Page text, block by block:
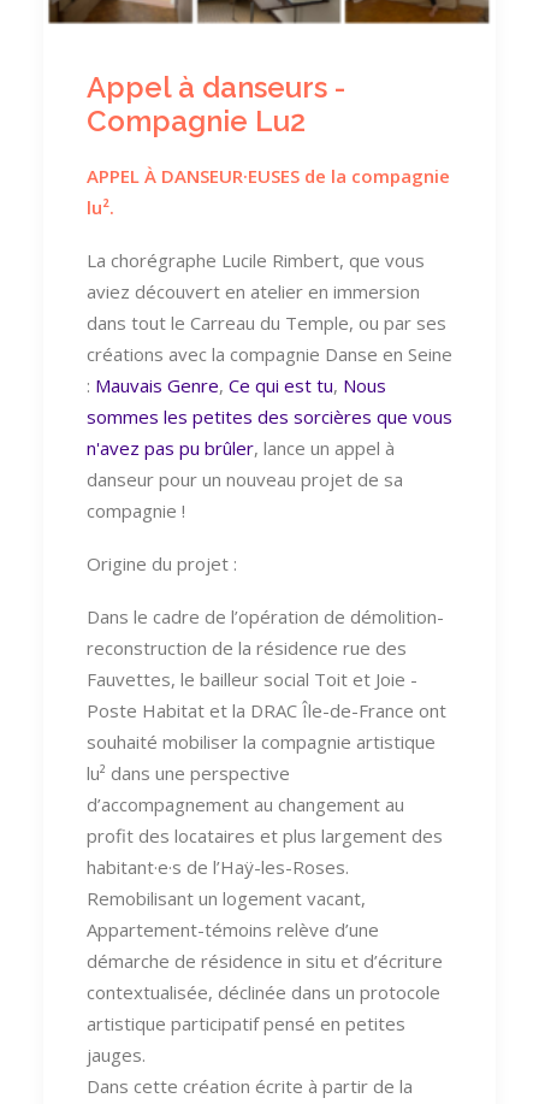
Appel à danseurs -
Compagnie Lu2
APPEL À DANSEUR·EUSES de la compagnie
lu².
La chorégraphe Lucile Rimbert, que vous
aviez découvert en atelier en immersion
dans tout le Carreau du Temple, ou par ses
créations avec la compagnie Danse en Seine
: Mauvais Genre, Ce qui est tu, Nous
sommes les petites des sorcières que vous
n'avez pas pu brûler, lance un appel à
danseur pour un nouveau projet de sa
compagnie !
Origine du projet :
Dans le cadre de l’opération de démolition-
reconstruction de la résidence rue des
Fauvettes, le bailleur social Toit et Joie -
Poste Habitat et la DRAC Île-de-France ont
souhaité mobiliser la compagnie artistique
lu² dans une perspective
d’accompagnement au changement au
profit des locataires et plus largement des
habitant·e·s de l’Haÿ-les-Roses.
Remobilisant un logement vacant,
Appartement-témoins relève d’une
démarche de résidence in situ et d’écriture
contextualisée, déclinée dans un protocole
artistique participatif pensé en petites
jauges.
Dans cette création écrite à partir de la